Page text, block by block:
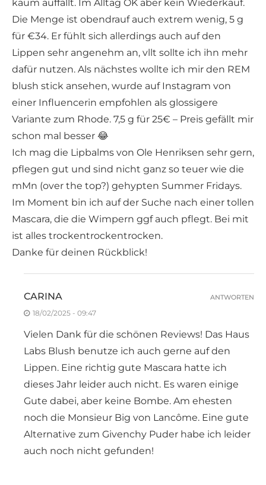
kaum auffällt. Im Alltag OK aber kein Wiederkauf.
Die Menge ist obendrauf auch extrem wenig, 5 g
für €34. Er fühlt sich allerdings auch auf den
Lippen sehr angenehm an, vllt sollte ich ihn mehr
dafür nutzen. Als nächstes wollte ich mir den REM
blush stick ansehen, wurde auf Instagram von
einer Influencerin empfohlen als glossigere
Variante zum Rhode. 7,5 g für 25€ – Preis gefällt mir
schon mal besser 😂
Ich mag die Lipbalms von Ole Henriksen sehr gern,
pflegen gut und sind nicht ganz so teuer wie die
mMn (over the top?) gehypten Summer Fridays.
Im Moment bin ich auf der Suche nach einer tollen
Mascara, die die Wimpern ggf auch pflegt. Bei mit
ist alles trockentrockentrocken.
Danke für deinen Rückblick!
CARINA
18/02/2025 - 09:47
Vielen Dank für die schönen Reviews! Das Haus
Labs Blush benutze ich auch gerne auf den
Lippen. Eine richtig gute Mascara hatte ich
dieses Jahr leider auch nicht. Es waren einige
Gute dabei, aber keine Bombe. Am ehesten
noch die Monsieur Big von Lancôme. Eine gute
Alternative zum Givenchy Puder habe ich leider
auch noch nicht gefunden!
ANTWORTEN